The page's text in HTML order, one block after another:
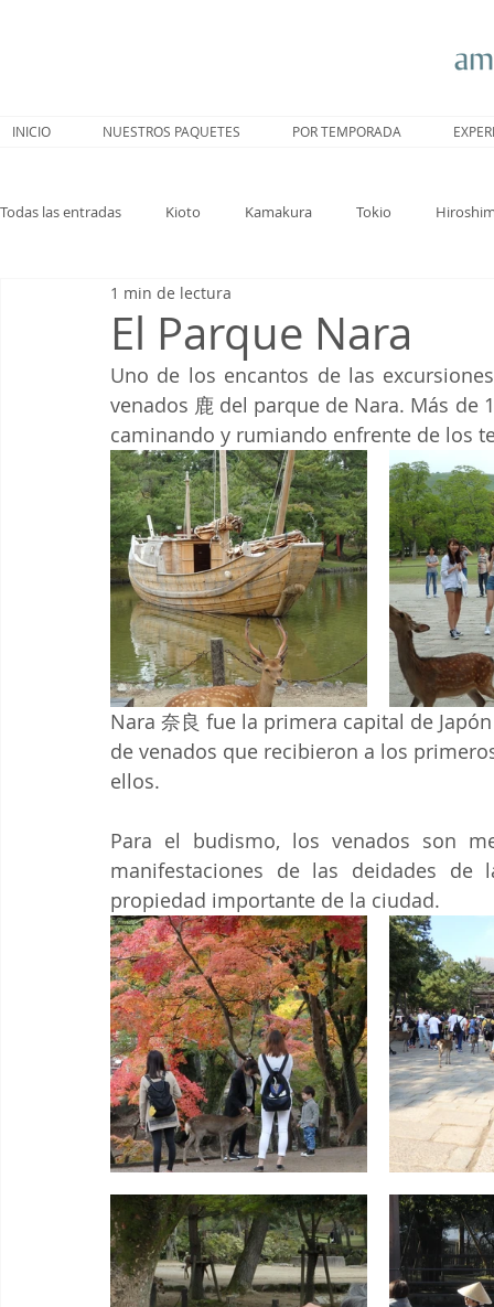
INICIO NUESTROS PAQUETES POR TEMPORADA
Todas las entradas Kioto Kamakura Tokio
Trenes Hakone
El Parque Nara
1 min de lectura
Uno de los encantos de las
venados 鹿 del parque de Nara. Más de
caminando y rumiando enfrente de los
Nara 奈良 fue la primera capital de
de venados que recibieron a los
ellos.
Para el budismo, los venados son
manifestaciones de las deidades
propiedad importante de la ciudad.